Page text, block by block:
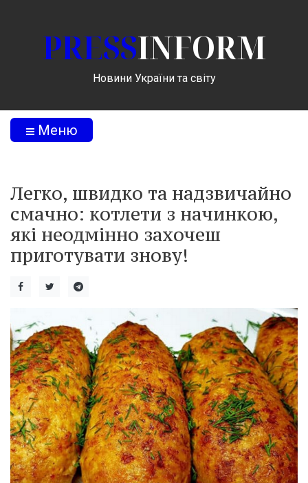
PRESSINFORM
Новини України та світу
Меню
Легко, швидко та надзвичайно
смачно: котлети з начинкою,
які неодмінно захочеш
приготувати знову!